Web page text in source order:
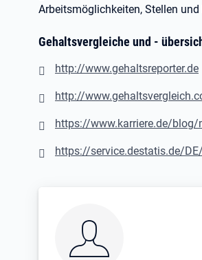
Arbeitsmöglichkeiten, Stellen und
Gehaltsvergleiche und -
http://www.gehaltsreporter.de
http://
https://www.karriere.de/blog/
https://service.destatis.de/